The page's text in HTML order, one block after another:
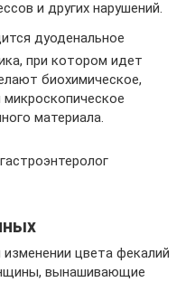
и других нарушений.
дуоденальное
при котором идет
биохимическое,
микроскопическое
материала.
цвета фекалий
вынашивающие